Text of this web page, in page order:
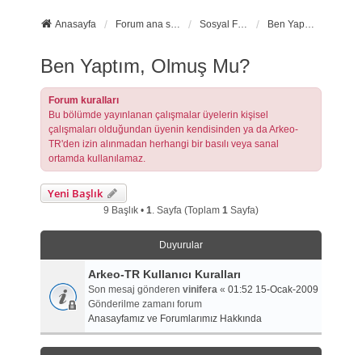
Anasayfa Forum ana sayfa Sosyal Forumlarımız Ben Yaptım, Olmuş Mu?
Ben Yaptım, Olmuş Mu?
Forum kuralları
Bu bölümde yayınlanan çalışmalar üyelerin kişisel
çalışmaları olduğundan üyenin kendisinden ya da Arkeo-
TR'den izin alınmadan herhangi bir basılı veya sanal
ortamda kullanılamaz.
Yeni Başlık
9 Başlık • 1. Sayfa (Toplam 1Sayfa)
Duyurular
Arkeo-TR Kullanıcı Kuralları
Son mesaj gönderen vinifera« 01:52 15-Ocak-2009
Gönderilme zamanı forum
Anasayfamız ve Forumlarımız Hakkında